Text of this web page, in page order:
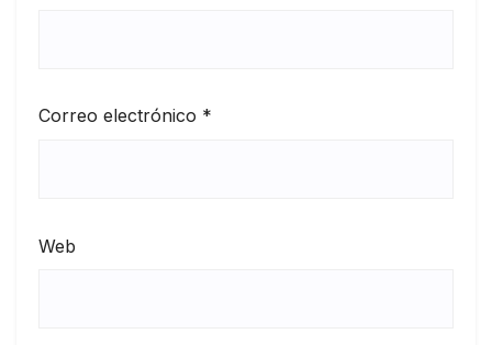
Correo electrónico *
Web